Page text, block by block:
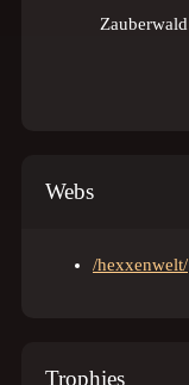
Zauberwald
Webs
/hexxenwelt/
Trophies